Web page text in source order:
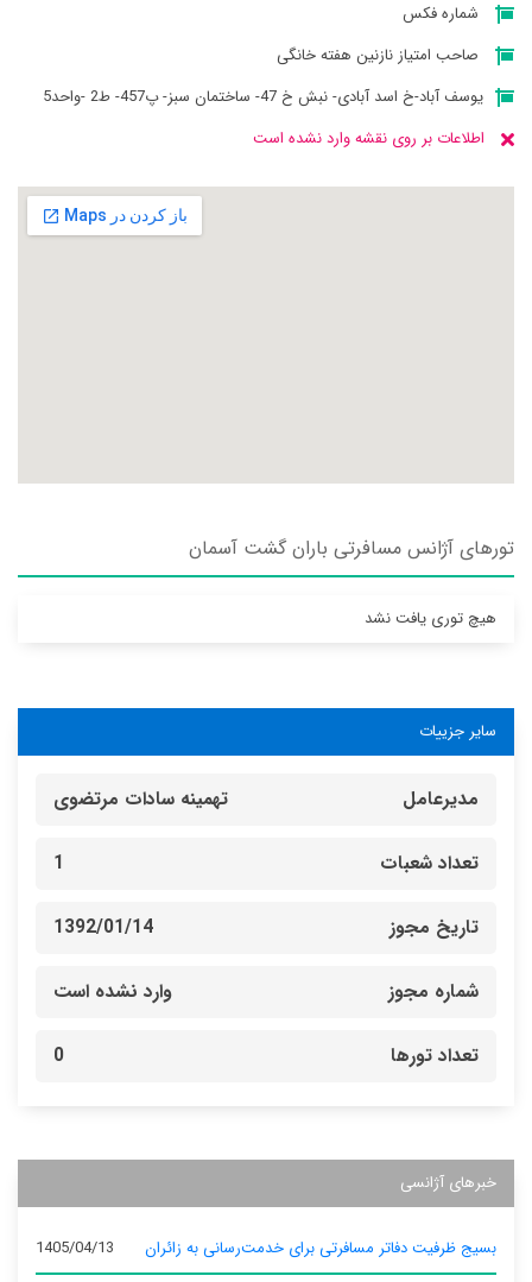
شماره فکس
صاحب امتیاز نازنین هفته خانگی
یوسف آباد-خ اسد آبادی- نبش خ 47- ساختمان سبز- پ457- ط2 -واحد5
اطلاعات بر روی نقشه وارد نشده است
تورهای آژانس مسافرتی باران گشت آسمان
هیچ توری یافت نشد
سایر جزییات
مدیرعامل تهمینه سادات مرتضوی
تعداد شعبات 1
تاریخ مجوز 1392/01/14
شماره مجوز وارد نشده است
تعداد تورها 0
خبرهای آژانسی
بسیج ظرفیت دفاتر مسافرتی برای خدمت‌رسانی به زائران 1405/04/13